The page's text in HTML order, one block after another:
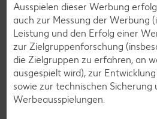
Ausspielen dieser Werbung
auch zur Messung der Werbung
Leistung und den Erfolg einer
zur Zielgruppenforschung
die Zielgruppen zu erfahren, an
ausgespielt wird), zur
sowie zur technischen Sicherung
Werbeausspielungen.